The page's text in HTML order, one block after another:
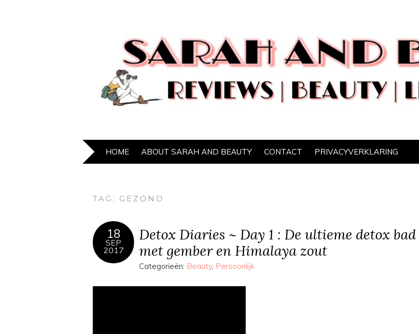
HOME ABOUT SARAH AND BEAUTY CONTACT PRIVACYVERKLARING
TAG: GEZOND
18
SEP
2017
Detox Diaries ~ Day 1 : De ultieme detox bad
met gember en Himalaya zout
Categorieën: Beauty, Persoonlijk